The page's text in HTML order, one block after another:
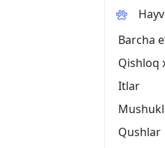
Barcha
Qishloq
Itlar
Qushlar